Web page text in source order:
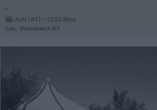
...
Asti (AT) - 1207.6km
Loc. Valmanera 63